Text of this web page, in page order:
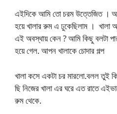
এইদিকে আমি তো চরম উত্তেজিত ।
হয়ে খালার রুম এ ঢুকেছিলাম । খালা
এই অবস্থায় কেন ? আমি কিছু বলটা
হয়ে গেল. আপন খালাকে চোদার গল্প
খালা কসে একটা চর মারলো.বলল তুই
ছি নিজের খালা এর ঘরে এত রাতে
রুম থেকে.